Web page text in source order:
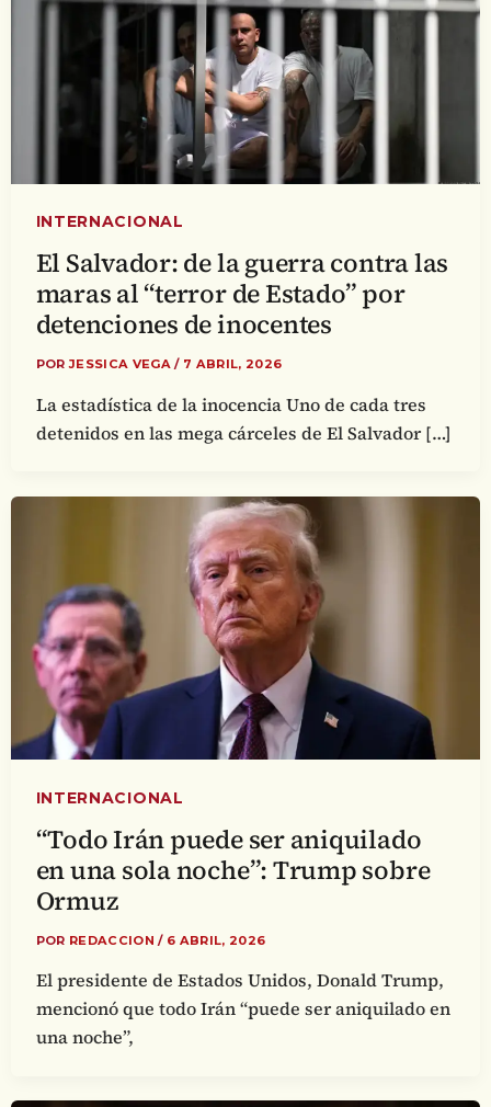
INTERNACIONAL
El Salvador: de la guerra contra las
maras al “terror de Estado” por
detenciones de inocentes
PORJESSICA VEGA/ 7 ABRIL, 2026
La estadística de la inocencia Uno de cada tres
detenidos en las mega cárceles de El Salvador […]
INTERNACIONAL
“Todo Irán puede ser aniquilado
en una sola noche”: Trump sobre
Ormuz
POR REDACCION/ 6 ABRIL, 2026
El presidente de Estados Unidos, Donald Trump,
mencionó que todo Irán “puede ser aniquilado en
una noche”,